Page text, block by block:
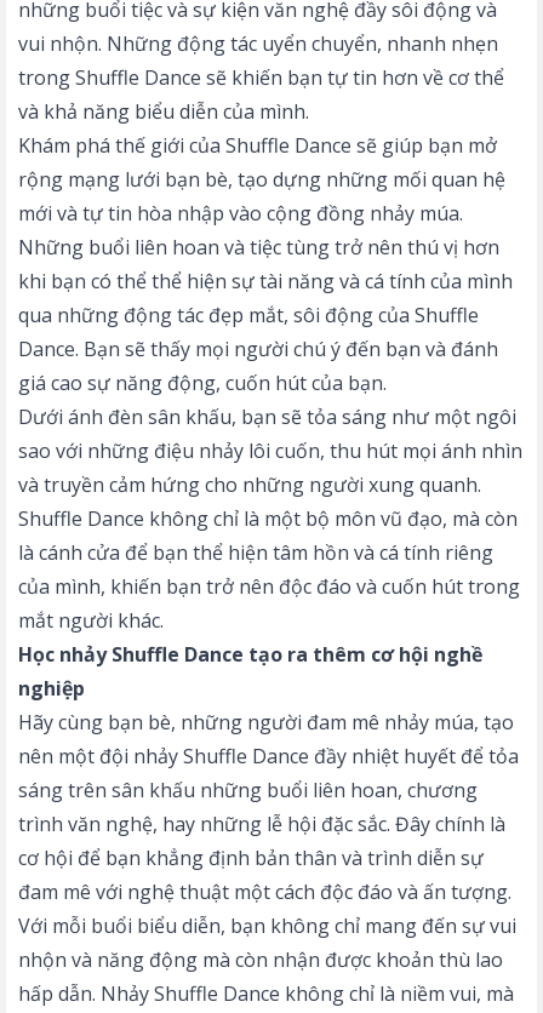
những buổi tiệc và sự kiện văn nghệ đầy sôi động và
vui nhộn. Những động tác uyển chuyển, nhanh nhẹn
trong Shuffle Dance sẽ khiến bạn tự tin hơn về cơ thể
và khả năng biểu diễn của mình.
Khám phá thế giới của Shuffle Dance sẽ giúp bạn mở
rộng mạng lưới bạn bè, tạo dựng những mối quan hệ
mới và tự tin hòa nhập vào cộng đồng nhảy múa.
Những buổi liên hoan và tiệc tùng trở nên thú vị hơn
khi bạn có thể thể hiện sự tài năng và cá tính của mình
qua những động tác đẹp mắt, sôi động của Shuffle
Dance. Bạn sẽ thấy mọi người chú ý đến bạn và đánh
giá cao sự năng động, cuốn hút của bạn.
Dưới ánh đèn sân khấu, bạn sẽ tỏa sáng như một ngôi
sao với những điệu nhảy lôi cuốn, thu hút mọi ánh nhìn
và truyền cảm hứng cho những người xung quanh.
Shuffle Dance không chỉ là một bộ môn vũ đạo, mà còn
là cánh cửa để bạn thể hiện tâm hồn và cá tính riêng
của mình, khiến bạn trở nên độc đáo và cuốn hút trong
mắt người khác.
Học nhảy Shuffle Dance tạo ra thêm cơ hội nghề
nghiệp
Hãy cùng bạn bè, những người đam mê nhảy múa, tạo
nên một đội nhảy Shuffle Dance đầy nhiệt huyết để tỏa
sáng trên sân khấu những buổi liên hoan, chương
trình văn nghệ, hay những lễ hội đặc sắc. Đây chính là
cơ hội để bạn khẳng định bản thân và trình diễn sự
đam mê với nghệ thuật một cách độc đáo và ấn tượng.
Với mỗi buổi biểu diễn, bạn không chỉ mang đến sự vui
nhộn và năng động mà còn nhận được khoản thù lao
hấp dẫn. Nhảy Shuffle Dance không chỉ là niềm vui, mà